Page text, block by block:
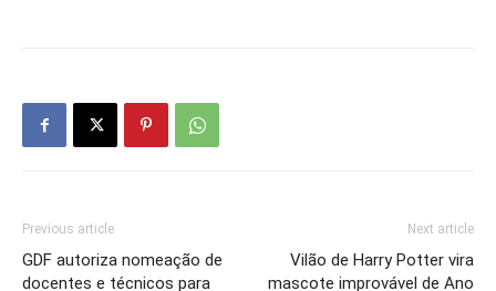
Previous article
GDF autoriza nomeação de
docentes e técnicos para
Next article
Vilão de Harry Potter vira
mascote improvável de Ano